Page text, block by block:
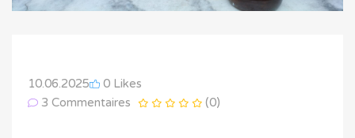
10.06.2025
0 Likes
3 Commentaires
(0)